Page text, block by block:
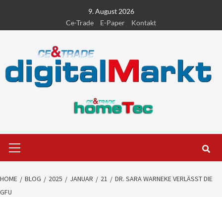
content
9. August 2026
Ce-Trade
E-Paper Kontakt
Menu
HOME BLOG 2025 JANUAR 21
DR. SARA WARNEKE VERLÄSST DIE
GFU